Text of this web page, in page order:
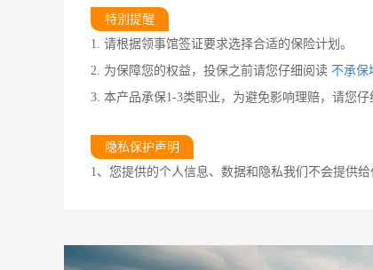
特别提醒
1. 请根据领事馆签证要求选择合适的保险计划。
2. 为保障您的权益，投保之前请您仔细阅读 不承保
3. 本产品承保1-3类职业，为避免影响理赔，请您
隐私保护声明
1、您提供的个人信息、数据和隐私我们不会提供给